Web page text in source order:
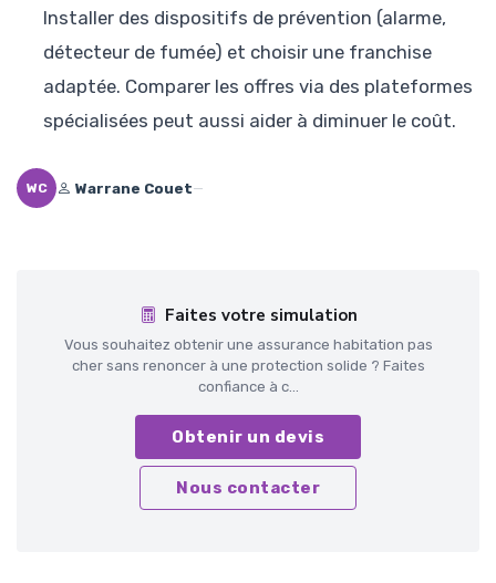
Installer des dispositifs de prévention (alarme,
détecteur de fumée) et choisir une franchise
adaptée. Comparer les offres via des plateformes
spécialisées peut aussi aider à diminuer le coût.
WC Warrane Couet—
Faites votre simulation
Vous souhaitez obtenir une assurance habitation pas
cher sans renoncer à une protection solide ? Faites
confiance à c...
Obtenir un devis
Nous contacter